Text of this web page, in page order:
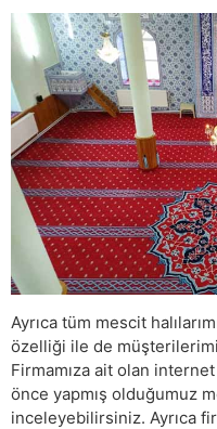
Ayrıca tüm mescit
özelliği ile de
Firmamıza ait olan
önce yapmış olduğumuz
inceleyebilirsiniz. Ayrıca